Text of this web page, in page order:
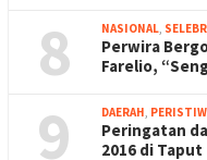
8 NASIONAL,
Perwira
Farelio,
9 DAERAH,
Peringatan
2016 di Taput